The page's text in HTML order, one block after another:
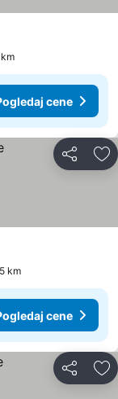
cene
Deli
km
cene
Deli